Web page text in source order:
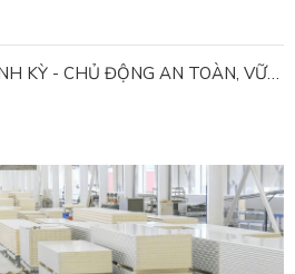
PNP DIỄN TẬP PCCC ĐỊNH KỲ - CHỦ ĐỘNG AN TOÀN, VỮNG VÀNG VẬN HÀNH